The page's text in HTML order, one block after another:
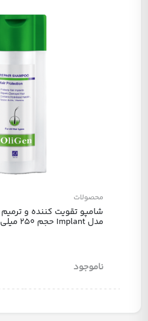
محصولات
شامپو تقویت کننده و
مدل Implant حجم 250 میلی لیتر
ناموجود